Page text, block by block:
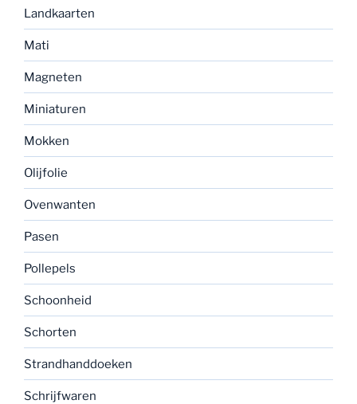
Landkaarten
Mati
Magneten
Miniaturen
Mokken
Olijfolie
Ovenwanten
Pasen
Pollepels
Schoonheid
Schorten
Strandhanddoeken
Schrijfwaren